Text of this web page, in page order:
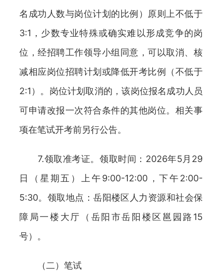
名成功人数与岗位计划的比例）原则上不低于
3:1，少数专业特殊或确实难以形成竞争的岗
位，经招聘工作领导小组同意，可以取消、核
减相应岗位招聘计划或降低开考比例（不低于
2:1）。岗位计划取消的，该岗位报名成功人员
可申请改报一次符合条件的其他岗位。相关事
项在笔试开考前另行公告。
7.领取准考证。领取时间：2026年5月29
日（星期五）上午9:00-12:00，下午2:00-
5:30。领取地点：岳阳楼区人力资源和社会保
障局一楼大厅（岳阳市岳阳楼区邕园路15
号）。
（二）笔试